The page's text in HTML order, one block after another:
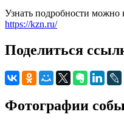
Узнать подробности можно
https://kzn.ru/
Поделиться
Фотографии